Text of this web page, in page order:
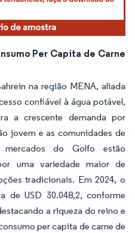
Per Capita de Carne
na região MENA, aliada
confiável à água potável,
a crescente demanda por
jovem e as comunidades de
mercados do Golfo estão
uma variedade maior de
tradicionais. Em 2024, o
de USD 30.048,2, conforme
a riqueza do reino e
per capita de carne de